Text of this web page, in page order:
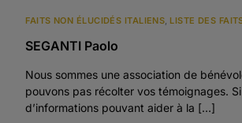
FAITS NON ÉLUCIDÉS ITALIENS LISTE DES
SEGANTI Paolo
Nous sommes une association de
pouvons pas récolter vos témoignages.
d’informations pouvant aider à la […]